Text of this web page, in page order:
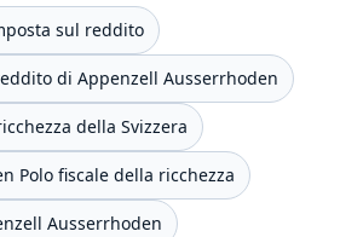
sul reddito
di Appenzell Ausserrhoden
della Svizzera
Polo fiscale della ricchezza
Ausserrhoden